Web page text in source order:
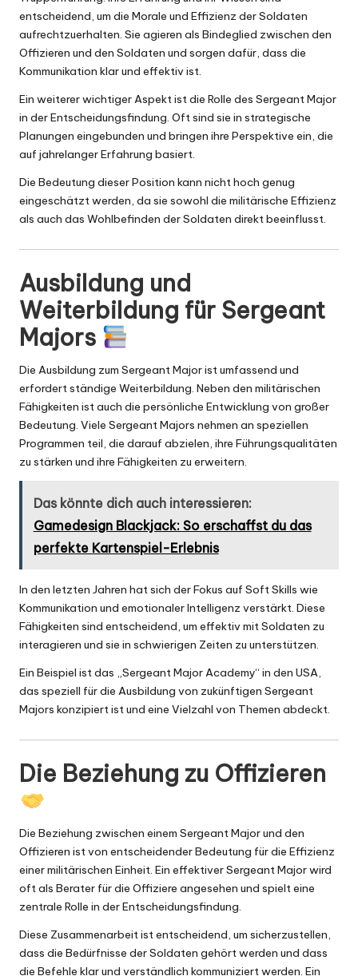
entscheidend, um die Morale und Effizienz der Soldaten
aufrechtzuerhalten. Sie agieren als Bindeglied zwischen den
Offizieren und den Soldaten und sorgen dafür, dass die
Kommunikation klar und effektiv ist.
Ein weiterer wichtiger Aspekt ist die Rolle des Sergeant Major
in der Entscheidungsfindung. Oft sind sie in strategische
Planungen eingebunden und bringen ihre Perspektive ein, die
auf jahrelanger Erfahrung basiert.
Die Bedeutung dieser Position kann nicht hoch genug
eingeschätzt werden, da sie sowohl die militärische Effizienz
als auch das Wohlbefinden der Soldaten direkt beeinflusst.
Ausbildung und
Weiterbildung für Sergeant
Majors
Die Ausbildung zum Sergeant Major ist umfassend und
erfordert ständige Weiterbildung. Neben den militärischen
Fähigkeiten ist auch die persönliche Entwicklung von großer
Bedeutung. Viele Sergeant Majors nehmen an speziellen
Programmen teil, die darauf abzielen, ihre Führungsqualitäten
zu stärken und ihre Fähigkeiten zu erweitern.
Das könnte dich auch interessieren:
Gamedesign Blackjack: So erschaffst du das
perfekte Kartenspiel-Erlebnis
In den letzten Jahren hat sich der Fokus auf Soft Skills wie
Kommunikation und emotionaler Intelligenz verstärkt. Diese
Fähigkeiten sind entscheidend, um effektiv mit Soldaten zu
interagieren und sie in schwierigen Zeiten zu unterstützen.
Ein Beispiel ist das „Sergeant Major Academy“ in den USA,
das speziell für die Ausbildung von zukünftigen Sergeant
Majors konzipiert ist und eine Vielzahl von Themen abdeckt.
Die Beziehung zu Offizieren
Die Beziehung zwischen einem Sergeant Major und den
Offizieren ist von entscheidender Bedeutung für die Effizienz
einer militärischen Einheit. Ein effektiver Sergeant Major wird
oft als Berater für die Offiziere angesehen und spielt eine
zentrale Rolle in der Entscheidungsfindung.
Diese Zusammenarbeit ist entscheidend, um sicherzustellen,
dass die Bedürfnisse der Soldaten gehört werden und dass
die Befehle klar und verständlich kommuniziert werden. Ein